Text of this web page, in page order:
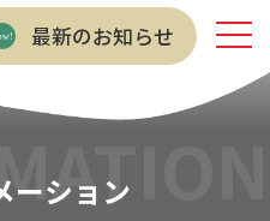
最新のお知らせ
ーション